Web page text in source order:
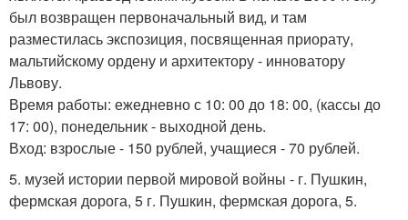
был возвращен первоначальный вид, и там
разместилась экспозиция, посвященная приорату,
мальтийскому ордену и архитектору - инноватору
Львову.
Время работы: ежедневно с 10: 00 до 18: 00, (кассы до
17: 00), понедельник - выходной день.
Вход: взрослые - 150 рублей, учащиеся - 70 рублей.
5. музей истории первой мировой войны - г. Пушкин,
фермская дорога, 5 г. Пушкин, фермская дорога, 5.